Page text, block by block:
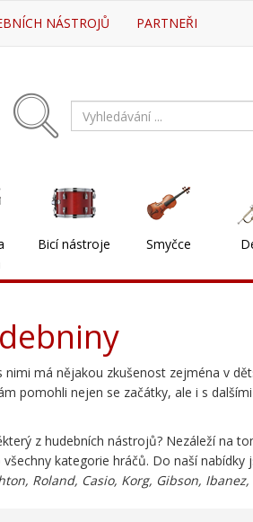
NÁSTROJŮ PARTNEŘI
Bicí nástroje Smyčce
nimi má nějakou zkušenost zejména v
pomohli nejen se začátky, ale i s
z hudebních nástrojů? Nezáleží na
kategorie hráčů. Do naší
Roland, Casio, Korg, Gibson, Ibanez,